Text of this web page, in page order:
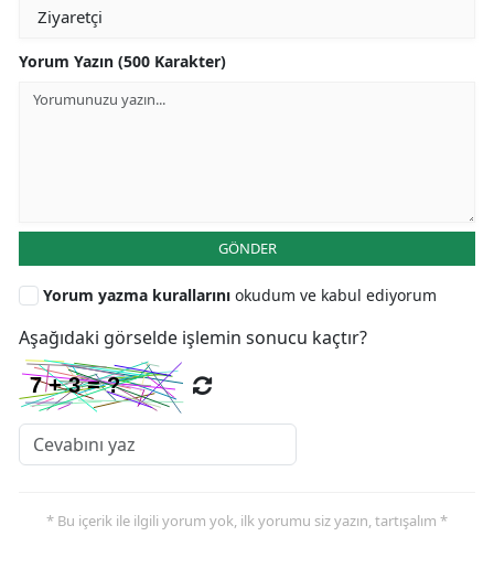
Yorum Yazın (500 Karakter)
GÖNDER
Yorum yazma kurallarını okudum ve kabul ediyorum
Aşağıdaki görselde işlemin sonucu kaçtır?
* Bu içerik ile ilgili yorum yok, ilk yorumu siz yazın, tartışalım *